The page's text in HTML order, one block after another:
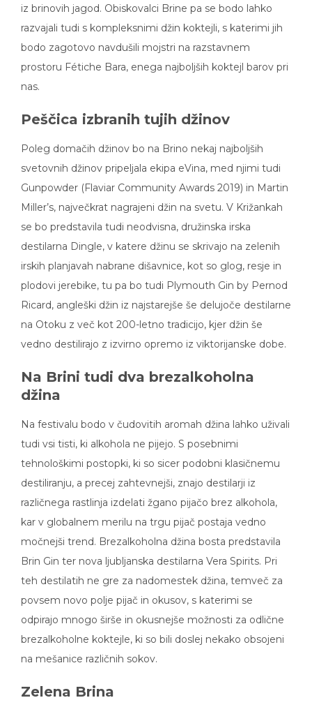
iz brinovih jagod. Obiskovalci Brine pa se bodo lahko
razvajali tudi s kompleksnimi džin koktejli, s katerimi jih
bodo zagotovo navdušili mojstri na razstavnem
prostoru Fétiche Bara, enega najboljših koktejl barov pri
nas.
Peščica izbranih tujih džinov
Poleg domačih džinov bo na Brino nekaj najboljših
svetovnih džinov pripeljala ekipa eVina, med njimi tudi
Gunpowder (Flaviar Community Awards 2019) in Martin
Miller’s, največkrat nagrajeni džin na svetu. V Križankah
se bo predstavila tudi neodvisna, družinska irska
destilarna Dingle, v katere džinu se skrivajo na zelenih
irskih planjavah nabrane dišavnice, kot so glog, resje in
plodovi jerebike, tu pa bo tudi Plymouth Gin by Pernod
Ricard, angleški džin iz najstarejše še delujoče destilarne
na Otoku z več kot 200-letno tradicijo, kjer džin še
vedno destilirajo z izvirno opremo iz viktorijanske dobe.
Na Brini tudi dva brezalkoholna
džina
Na festivalu bodo v čudovitih aromah džina lahko uživali
tudi vsi tisti, ki alkohola ne pijejo. S posebnimi
tehnološkimi postopki, ki so sicer podobni klasičnemu
destiliranju, a precej zahtevnejši, znajo destilarji iz
različnega rastlinja izdelati žgano pijačo brez alkohola,
kar v globalnem merilu na trgu pijač postaja vedno
močnejši trend. Brezalkoholna džina bosta predstavila
Brin Gin ter nova ljubljanska destilarna Vera Spirits. Pri
teh destilatih ne gre za nadomestek džina, temveč za
povsem novo polje pijač in okusov, s katerimi se
odpirajo mnogo širše in okusnejše možnosti za odlične
brezalkoholne koktejle, ki so bili doslej nekako obsojeni
na mešanice različnih sokov.
Zelena Brina